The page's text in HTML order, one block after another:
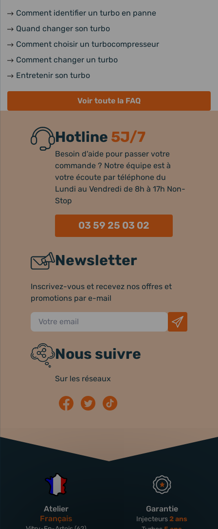
Comment identifier un turbo en panne
Quand changer son turbo
Comment choisir un turbocompresseur
Comment changer un turbo
Entretenir son turbo
Voir toute la FAQ
Hotline 5J/7
Besoin d'aide pour passer votre
commande ? Notre équipe est à
votre écoute par téléphone du
Lundi au Vendredi de 8h à 17h Non-
Stop
03 59 25 03 02
Newsletter
Inscrivez-vous et recevez nos offres et
promotions par e-mail
Nous suivre
Sur les réseaux
Atelier
Français
Garantie
Injecteurs2 ans